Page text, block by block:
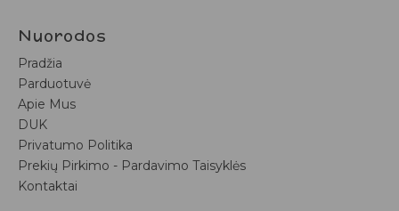
Nuorodos
Pradžia
Parduotuvė
Apie Mus
DUK
Privatumo Politika
Prekių Pirkimo - Pardavimo Taisyklės
Kontaktai